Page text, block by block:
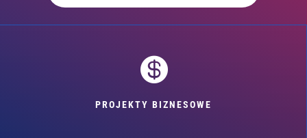

PROJEKTY BIZNESOWE